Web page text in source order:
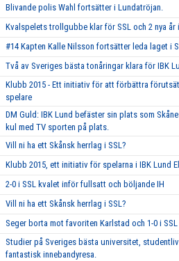
Blivande polis Wahl fortsätter i Lundatröjan.
Kvalspelets trollgubbe klar för SSL och 2 nya år
#14 Kapten Kalle Nilsson fortsätter leda laget i
Två av Sveriges bästa tonåringar klara för IBK
Klubb 2015 - Ett initiativ för att förbättra
spelare
DM Guld: IBK Lund befäster sin plats som
kul med TV sporten på plats.
Vill ni ha ett Skånsk herrlag i SSL?
Klubb 2015, ett initiativ för spelarna i IBK Lund
2-0 i SSL kvalet inför fullsatt och böljande IH
Vill ni ha ett Skånsk herrlag i SSL?
Seger borta mot favoriten Karlstad och 1-0 i
Studier på Sveriges bästa universitet,
fantastisk innebandyresa.